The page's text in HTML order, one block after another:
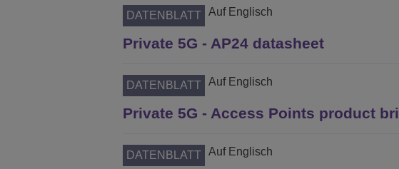
DATENBLATT Auf Englisch
Private 5G - AP24 datasheet
DATENBLATT Auf Englisch
Private 5G - Access Points product
DATENBLATT Auf Englisch